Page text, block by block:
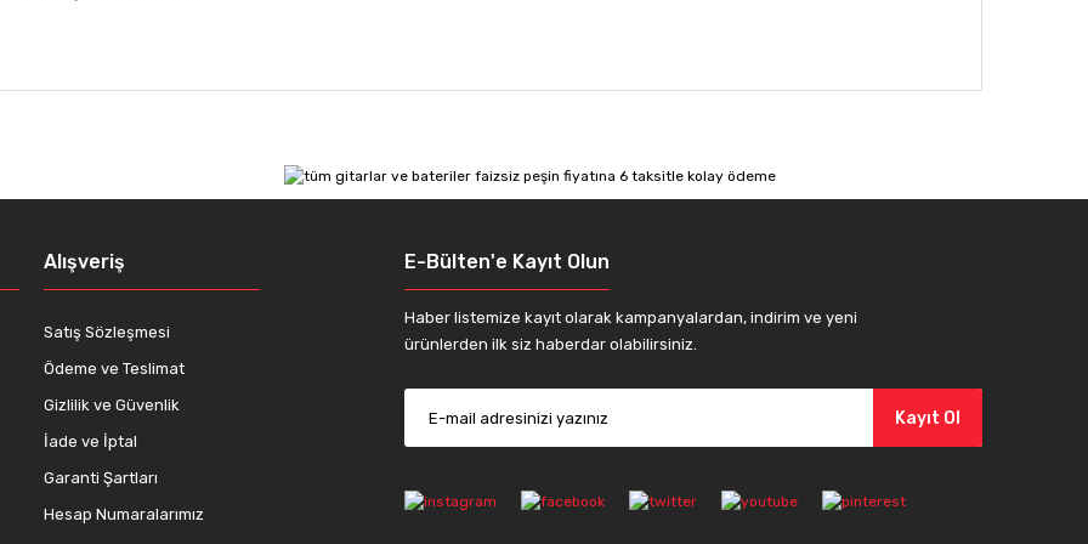
tonlara sahip. Fiyatı ve performansını deneme şansınız olduğunda ezber bozan bir gitar olduğunu fark ediyorsunuz. iki
Alışveriş
Satış Sözleşmesi
Ödeme ve Teslimat
Gizlilik ve Güvenlik
İade ve İptal
Garanti Şartları
Hesap Numaralarımız
E-Bülten'e Kayıt Olun
Haber listemize kayıt olarak kampanyalardan, indirim ve yeni
ürünlerden ilk siz haberdar olabilirsiniz.
Kayıt Ol